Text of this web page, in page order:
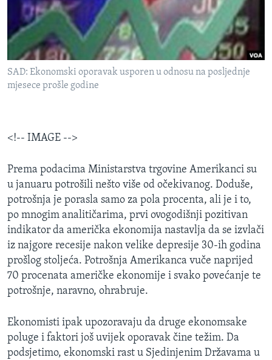
MAGAZIN
O GLASU AMERIKE
Learning English
SAD: Ekonomski oporavak usporen u odnosu na posljednje
mjesece prošle godine
<!-- IMAGE -->
Prema podacima Ministarstva trgovine Amerikanci su
u januaru potrošili nešto više od očekivanog. Doduše,
potrošnja je porasla samo za pola procenta, ali je i to,
po mnogim analitičarima, prvi ovogodišnji pozitivan
indikator da američka ekonomija nastavlja da se izvlači
iz najgore recesije nakon velike depresije 30-ih godina
prošlog stoljeća. Potrošnja Amerikanca vuče naprijed
70 procenata američke ekonomije i svako povećanje te
potrošnje, naravno, ohrabruje.
Ekonomisti ipak upozoravaju da druge ekonomsake
poluge i faktori još uvijek oporavak čine težim. Da
podsjetimo, ekonomski rast u Sjedinjenim Državama u